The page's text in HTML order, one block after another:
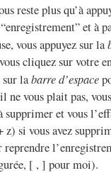
reste plus qu’à
et à
vous appuyez sur la
cliquez sur votre
sur labarre d’espace
ne vous plait pas,
supprimer et vous
z) si vous avez
[ , ] pour moi).